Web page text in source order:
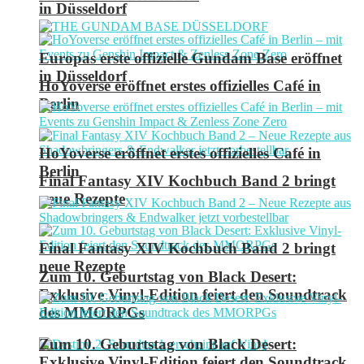
in Düsseldorf
HoYoverse eröffnet erstes offizielles Café in
Berlin
Final Fantasy XIV Kochbuch Band 2 bringt
neue Rezepte
Zum 10. Geburtstag von Black Desert:
Exklusive Vinyl-Edition feiert den Soundtrack
des MMORPGs
Europas erste offizielle Gundam Base eröffnet
in Düsseldorf
HoYoverse eröffnet erstes offizielles Café in
Berlin
Final Fantasy XIV Kochbuch Band 2 bringt
neue Rezepte
Zum 10. Geburtstag von Black Desert: